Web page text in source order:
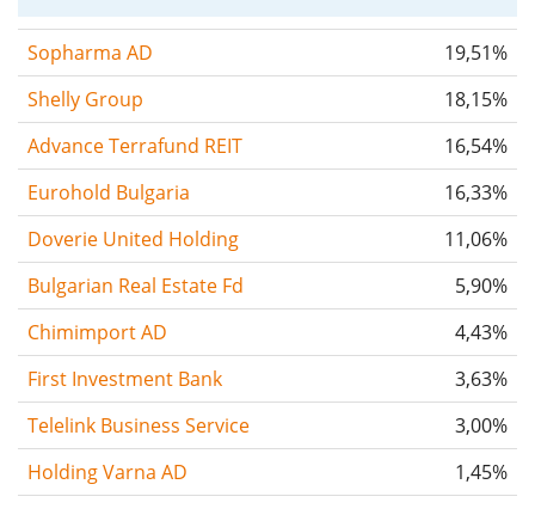
Sopharma AD
19,51%
Shelly Group
18,15%
Advance Terrafund REIT
16,54%
Eurohold Bulgaria
16,33%
Doverie United Holding
11,06%
Bulgarian Real Estate Fd
5,90%
Chimimport AD
4,43%
First Investment Bank
3,63%
Telelink Business Service
3,00%
Holding Varna AD
1,45%